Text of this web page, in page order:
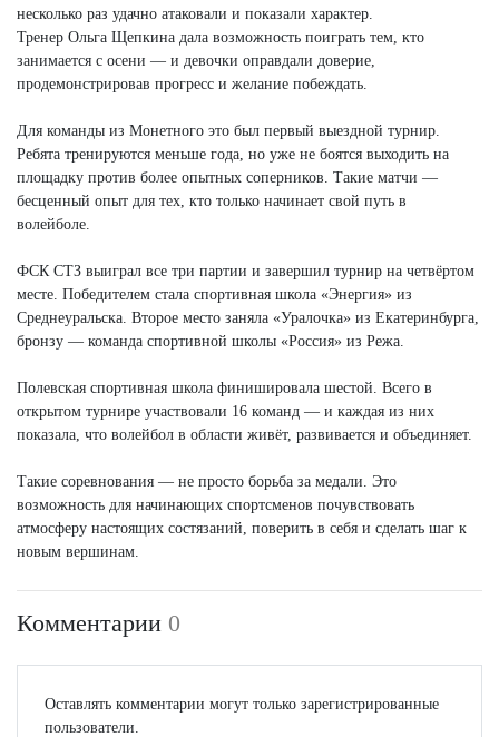
несколько раз удачно атаковали и показали характер.
Тренер Ольга Щепкина дала возможность поиграть тем, кто
занимается с осени — и девочки оправдали доверие,
продемонстрировав прогресс и желание побеждать.
Для команды из Монетного это был первый выездной турнир.
Ребята тренируются меньше года, но уже не боятся выходить на
площадку против более опытных соперников. Такие матчи —
бесценный опыт для тех, кто только начинает свой путь в
волейболе.
ФСК СТЗ выиграл все три партии и завершил турнир на четвёртом
месте. Победителем стала спортивная школа «Энергия» из
Среднеуральска. Второе место заняла «Уралочка» из Екатеринбурга,
бронзу — команда спортивной школы «Россия» из Режа.
Полевская спортивная школа финишировала шестой. Всего в
открытом турнире участвовали 16 команд — и каждая из них
показала, что волейбол в области живёт, развивается и объединяет.
Такие соревнования — не просто борьба за медали. Это
возможность для начинающих спортсменов почувствовать
атмосферу настоящих состязаний, поверить в себя и сделать шаг к
новым вершинам.
Комментарии 0
Оставлять комментарии могут только зарегистрированные
пользователи.